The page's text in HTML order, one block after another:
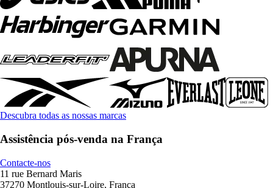
Descubra todas as nossas marcas
Assistência pós-venda na França
Contacte-nos
11 rue Bernard Maris
37270 Montlouis-sur-Loire, França